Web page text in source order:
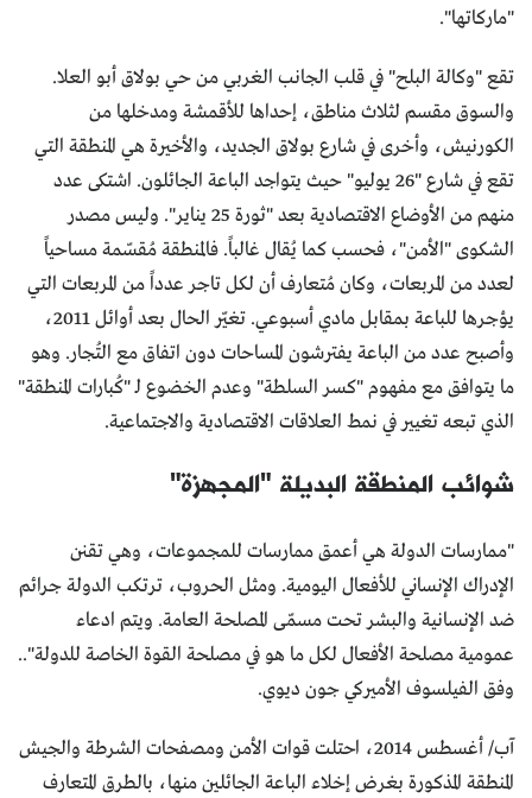
"ماركاتها".
تقع "وكالة البلح" في قلب الجانب الغربي من حي بولاق أبو العلا.
والسوق مقسم لثلاث مناطق، إحداها للأقمشة ومدخلها من
الكورنيش، وأخرى في شارع بولاق الجديد، والأخيرة هي المنطقة التي
تقع في شارع "26 يوليو" حيث يتواجد الباعة الجائلون. اشتكى عدد
منهم من الأوضاع الاقتصادية بعد "ثورة 25 يناير". وليس مصدر
الشكوى "الأمن"، فحسب كما يُقال غالباً. فالمنطقة مُقسّمة مساحياً
لعدد من المربعات، وكان مُتعارف أن لكل تاجر عدداً من المربعات التي
يؤجرها للباعة بمقابل مادي أسبوعي. تغيّر الحال بعد أوائل 2011،
وأصبح عدد من الباعة يفترشون المساحات دون اتفاق مع التُجار. وهو
ما يتوافق مع مفهوم "كسر السلطة" وعدم الخضوع لـ "كُبارات المنطقة"
الذي تبعه تغيير في نمط العلاقات الاقتصادية والاجتماعية.
شوائب المنطقة البديلة "المجهزة"
"ممارسات الدولة هي أعمق ممارسات للمجموعات، وهي تقنن
الإدراك الإنساني للأفعال اليومية. ومثل الحروب، ترتكب الدولة جرائم
ضد الإنسانية والبشر تحت مسمّى المصلحة العامة. ويتم ادعاء
عمومية مصلحة الأفعال لكل ما هو في مصلحة القوة الخاصة للدولة"..
وفق الفيلسوف الأميركي جون ديوي.
آب/ أغسطس 2014، احتلت قوات الأمن ومصفحات الشرطة والجيش
المنطقة المذكورة بغرض إخلاء الباعة الجائلين منها، بالطرق المتعارف